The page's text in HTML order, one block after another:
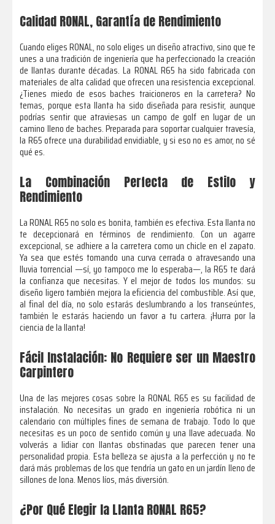
Calidad RONAL, Garantía de Rendimiento
Cuando eliges RONAL, no solo eliges un diseño atractivo, sino que te
unes a una tradición de ingeniería que ha perfeccionado la creación
de llantas durante décadas. La RONAL R65 ha sido fabricada con
materiales de alta calidad que ofrecen una resistencia excepcional.
¿Tienes miedo de esos baches traicioneros en la carretera? No
temas, porque esta llanta ha sido diseñada para resistir, aunque
podrías sentir que atraviesas un campo de golf en lugar de un
camino lleno de baches. Preparada para soportar cualquier travesía,
la R65 ofrece una durabilidad envidiable, y si eso no es amor, no sé
qué es.
La Combinación Perfecta de Estilo y
Rendimiento
La RONAL R65 no solo es bonita, también es efectiva. Esta llanta no
te decepcionará en términos de rendimiento. Con un agarre
excepcional, se adhiere a la carretera como un chicle en el zapato.
Ya sea que estés tomando una curva cerrada o atravesando una
lluvia torrencial —sí, yo tampoco me lo esperaba—, la R65 te dará
la confianza que necesitas. Y el mejor de todos los mundos: su
diseño ligero también mejora la eficiencia del combustible. Así que,
al final del día, no solo estarás deslumbrando a los transeúntes,
también le estarás haciendo un favor a tu cartera. ¡Hurra por la
ciencia de la llanta!
Fácil Instalación: No Requiere ser un Maestro
Carpintero
Una de las mejores cosas sobre la RONAL R65 es su facilidad de
instalación. No necesitas un grado en ingeniería robótica ni un
calendario con múltiples fines de semana de trabajo. Todo lo que
necesitas es un poco de sentido común y una llave adecuada. No
volverás a lidiar con llantas obstinadas que parecen tener una
personalidad propia. Esta belleza se ajusta a la perfección y no te
dará más problemas de los que tendría un gato en un jardín lleno de
sillones de lona. Menos líos, más diversión.
¿Por Qué Elegir la Llanta RONAL R65?